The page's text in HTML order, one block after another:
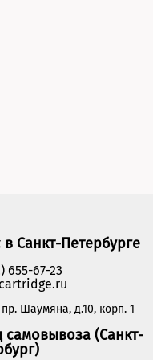
Санкт-Петербурге
655-67-23
пр. Шаумяна, д.10, корп. 1
самовывоза (Санкт-